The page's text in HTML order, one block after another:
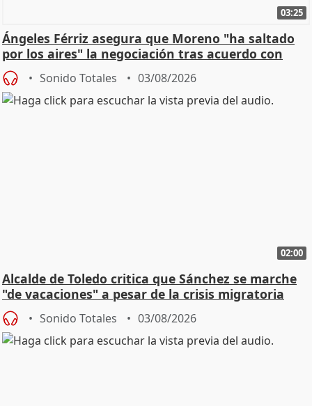
03:25
Ángeles Férriz asegura que Moreno "ha saltado
por los aires" la negociación tras acuerdo con
SMA
Sonido Totales 03/08/2026
02:00
Alcalde de Toledo critica que Sánchez se marche
"de vacaciones" a pesar de la crisis migratoria
Sonido Totales 03/08/2026